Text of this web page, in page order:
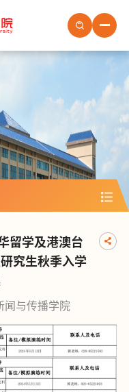
留学及港澳台
究生秋季入学
闻与传播学院